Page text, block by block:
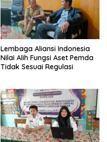
Lembaga Aliansi Indonesia
Nilai Alih Fungsi Aset Pemda
Tidak Sesuai Regulasi